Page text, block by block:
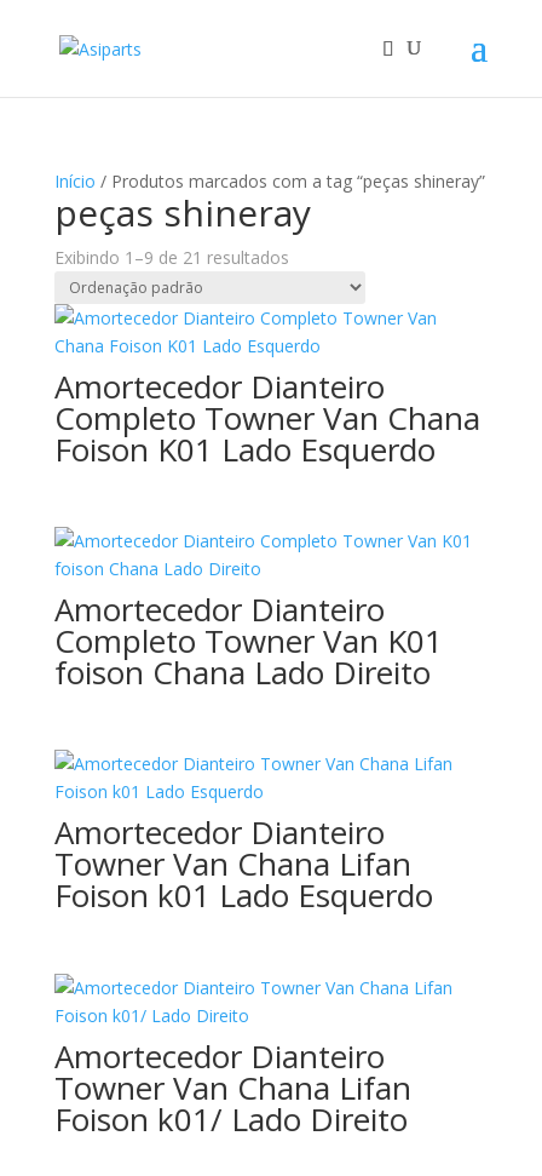
Início / Produtos marcados com a tag “peças shineray”
peças shineray
Exibindo 1–9 de 21 resultados
Amortecedor Dianteiro
Completo Towner Van Chana
Foison K01 Lado Esquerdo
Amortecedor Dianteiro
Completo Towner Van K01
foison Chana Lado Direito
Amortecedor Dianteiro
Towner Van Chana Lifan
Foison k01 Lado Esquerdo
Amortecedor Dianteiro
Towner Van Chana Lifan
Foison k01/ Lado Direito